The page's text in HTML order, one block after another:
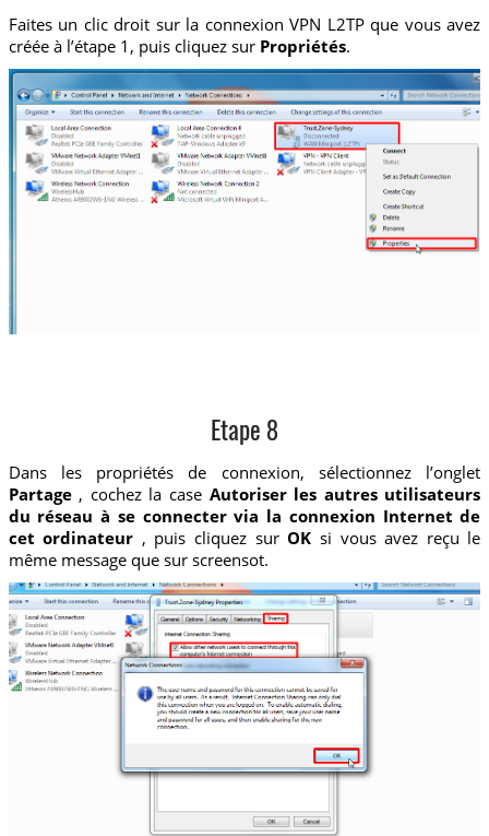
Faites un clic droit sur la connexion VPN L2TP que vous avez
créée à l’étape 1, puis cliquez sur Propriétés.
Etape 8
Dans les propriétés de connexion, sélectionnez l’onglet
Partage, cochez la case Autoriser les autres utilisateurs
du réseau à se connecter via la connexion Internet de
cet ordinateur , puis cliquez surOK si vous avez reçu le
même message que sur screensot.